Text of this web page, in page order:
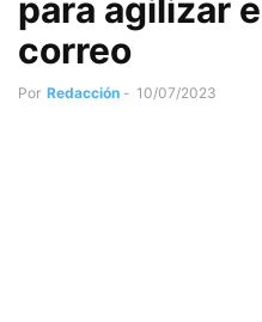
para agilizar
correo
Por Redacción - 10/07/2023